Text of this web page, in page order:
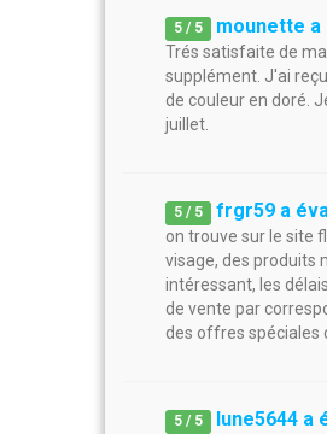
5 / 5 mounette
Trés satisfaite de
supplément. J'ai
de couleur en doré.
juillet.
5 / 5 frgr59 a
on trouve sur le site
visage, des produits
intéressant, les
de vente par
des offres spéciales
5 / 5 lune5644 a